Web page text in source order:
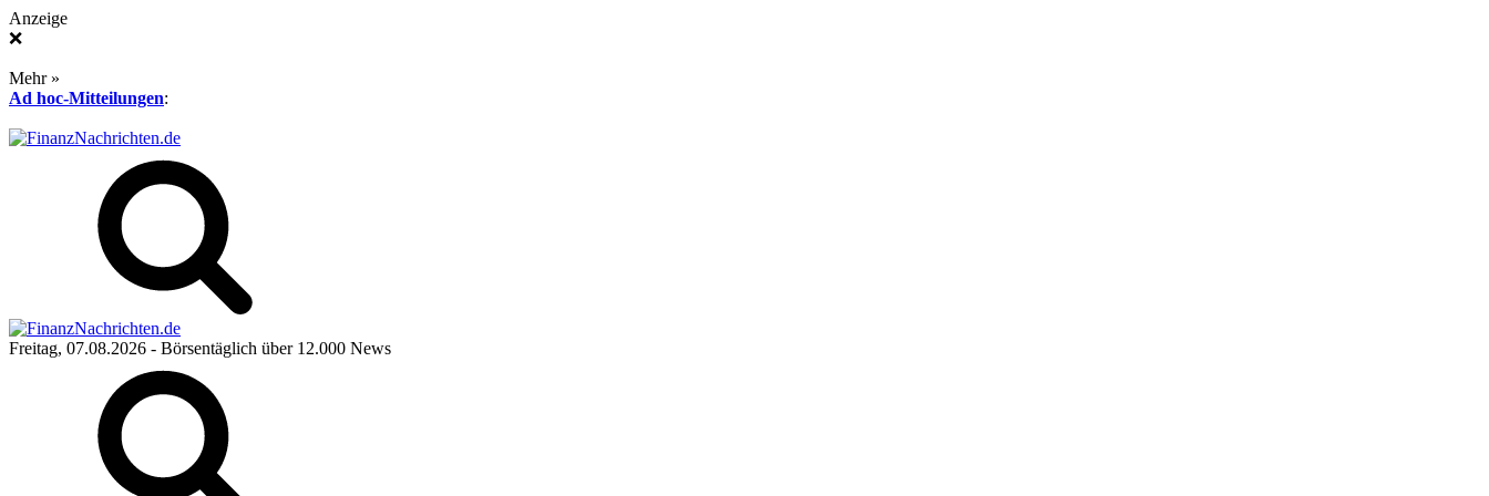
Anzeige
❌
Mehr »
Ad hoc-Mitteilungen:
Freitag, 07.08.2026 - Börsentäglich über 12.000 News